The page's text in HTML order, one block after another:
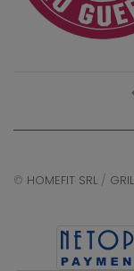
© HOMEFIT SRL /